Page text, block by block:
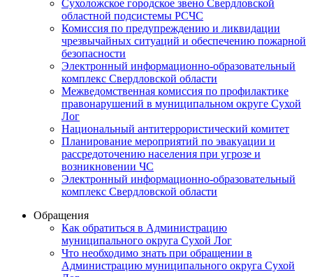
Сухоложское городское звено Свердловской
областной подсистемы РСЧС
Комиссия по предупреждению и ликвидации
чрезвычайных ситуаций и обеспечению пожарной
безопасности
Электронный информационно-образовательный
комплекс Cвердловской области
Межведомственная комиссия по профилактике
правонарушений в муниципальном округе Сухой
Лог
Национальный антитеррористический комитет
Планирование мероприятий по эвакуации и
рассредоточению населения при угрозе и
возникновении ЧС
Электронный информационно-образовательный
комплекс Свердловской области
Обращения
Как обратиться в Администрацию
муниципального округа Сухой Лог
Что необходимо знать при обращении в
Администрацию муниципального округа Сухой